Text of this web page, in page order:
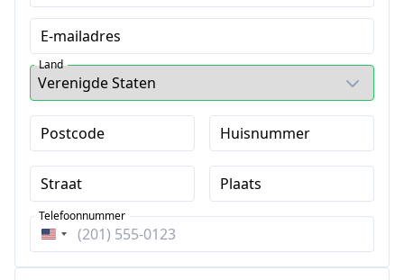
E-mailadres
Land
Postcode Huisnummer
Straat Plaats
Verenigde
Telefoonnummer